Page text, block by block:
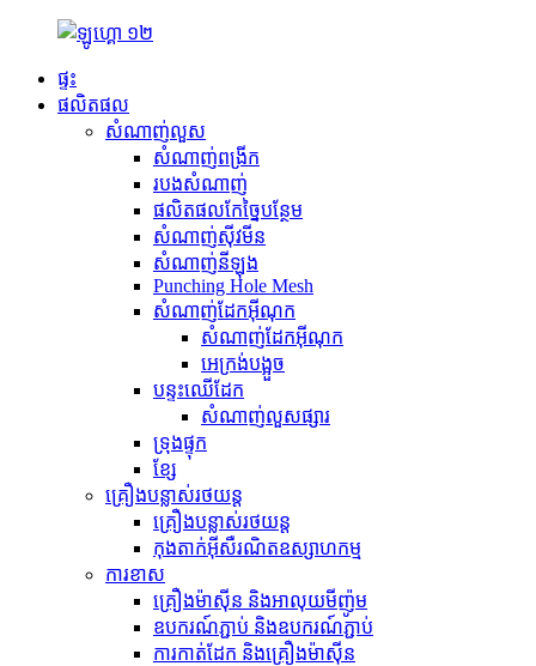
ផ្ទះ
ផលិតផល
សំណាញ់​លួស
សំណាញ់ពង្រីក
របងសំណាញ់
ផលិតផលកែច្នៃបន្ថែម
សំណាញ់​ស៊ី​វ​មីន​
សំណាញ់នីឡុង
Punching Hole Mesh
សំណាញ់ដែកអ៊ីណុក
សំណាញ់ដែកអ៊ីណុក
អេក្រង់បង្អួច
បន្ទះឈើដែក
សំណាញ់លួសផ្សារ
ទ្រុងផ្ទុក
ខ្សែ
គ្រឿងបន្លាស់រថយន្ត
គ្រឿងបន្លាស់រថយន្ត
កុងតាក់អ៊ីសឺរណិតឧស្សាហកម្ម
ការខាស
គ្រឿងម៉ាស៊ីន និងអាលុយមីញ៉ូម
ឧបករណ៍ភ្ជាប់ និងឧបករណ៍ភ្ជាប់
ការកាត់ដែក និងគ្រឿងម៉ាស៊ីន